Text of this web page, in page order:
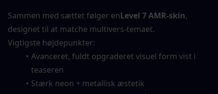
Sammen med sættet følger enLevel 7 AMR-skin,
designet til at matche multivers-temaet.
Vigtigste højdepunkter:
Avanceret, fuldt opgraderet visuel form vist i
teaseren
Stærk neon + metallisk æstetik